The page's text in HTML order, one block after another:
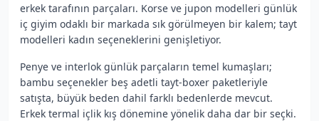
erkek tarafının parçaları. Korse ve jupon modelleri günlük
iç giyim odaklı bir markada sık görülmeyen bir kalem; tayt
modelleri kadın seçeneklerini genişletiyor.
Penye ve interlok günlük parçaların temel kumaşları;
bambu seçenekler beş adetli tayt-boxer paketleriyle
satışta, büyük beden dahil farklı bedenlerde mevcut.
Erkek termal içlik kış dönemine yönelik daha dar bir seçki.